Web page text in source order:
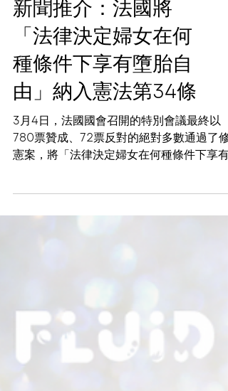
網誌 Blog
新聞推介：法國將
「法律決定婦女在何
種條件下享有墮胎自
由」納入憲法第34條
3月4日，法國國會召開的特別會議最終以
憲案，將「法律決定婦女在何種條件下享有